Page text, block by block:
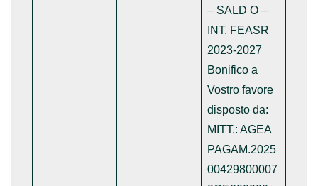
– SALD O –
INT. FEASR
2023-2027
Bonifico a
Vostro favore
disposto da:
MITT.: AGEA
PAGAM.2025
00429800007